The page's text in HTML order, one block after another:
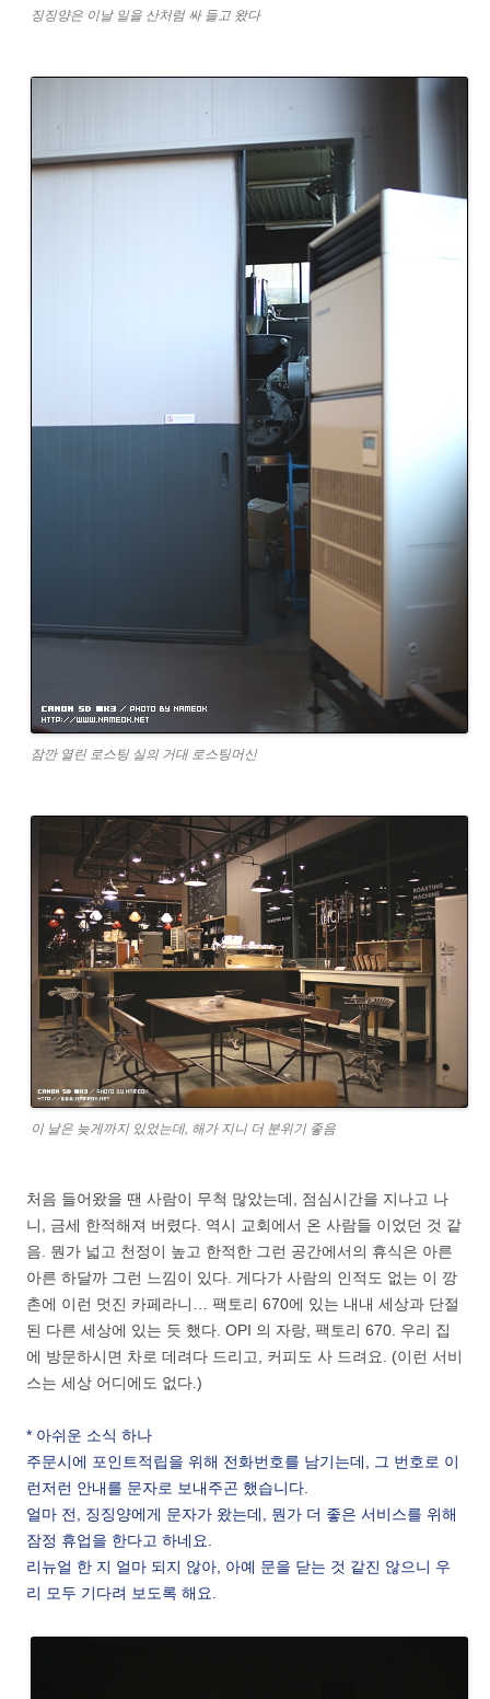
징징양은 이날 일을 산처럼 싸 들고 왔다
잠깐 열린 로스팅 실의 거대 로스팅머신
이 날은 늦게까지 있었는데, 해가 지니 더 분위기 좋음
처음 들어왔을 땐 사람이 무척 많았는데, 점심시간을 지나고 나
니, 금세 한적해져 버렸다. 역시 교회에서 온 사람들 이었던 것 같
음. 뭔가 넓고 천정이 높고 한적한 그런 공간에서의 휴식은 아른
아른 하달까 그런 느낌이 있다. 게다가 사람의 인적도 없는 이 깡
촌에 이런 멋진 카페라니… 팩토리 670에 있는 내내 세상과 단절
된 다른 세상에 있는 듯 했다. OPI 의 자랑, 팩토리 670. 우리 집
에 방문하시면 차로 데려다 드리고, 커피도 사 드려요. (이런 서비
스는 세상 어디에도 없다.)
* 아쉬운 소식 하나
주문시에 포인트적립을 위해 전화번호를 남기는데, 그 번호로 이
런저런 안내를 문자로 보내주곤 했습니다.
얼마 전, 징징양에게 문자가 왔는데, 뭔가 더 좋은 서비스를 위해
잠정 휴업을 한다고 하네요.
리뉴얼 한 지 얼마 되지 않아, 아예 문을 닫는 것 같진 않으니 우
리 모두 기다려 보도록 해요.